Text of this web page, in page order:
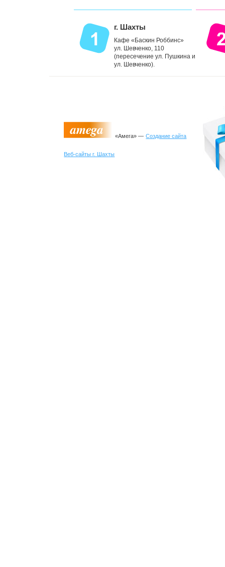
г. Шахты
Кафе «Баскин Роббинс»
ул. Шевченко, 110
(пересечение ул. Пушкина и
ул. Шевченко).
«Амега» — Создание сайта
Веб-сайты г. Шахты